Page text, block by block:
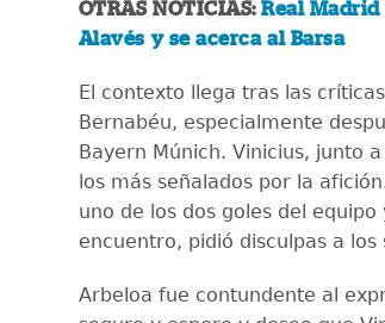
OTRAS NOTICIAS:Real
Alavés y se acerca al Barsa
El contexto llega tras las
Bernabéu, especialmente
Bayern Múnich. Vinicius, junto
los más señalados por la
uno de los dos goles del
encuentro, pidió disculpas a los
Arbeloa fue contundente al